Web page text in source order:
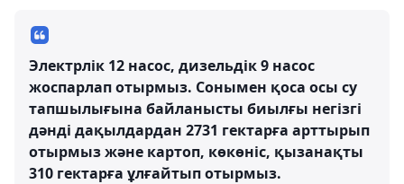
Электрлік 12 насос, дизельдік 9 насос
жоспарлап отырмыз. Сонымен қоса осы су
тапшылығына байланысты биылғы негізгі
дәнді дақылдардан 2731 гектарға арттырып
отырмыз және картоп, көкөніс, қызанақты
310 гектарға ұлғайтып отырмыз.